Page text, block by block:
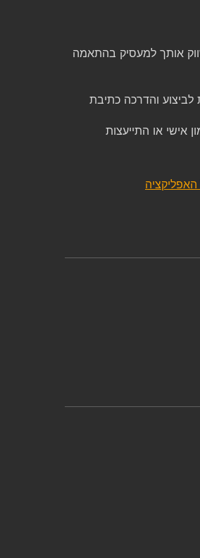
אותך למעסיק בהתאמה
לביצוע והדרכה כתיבת